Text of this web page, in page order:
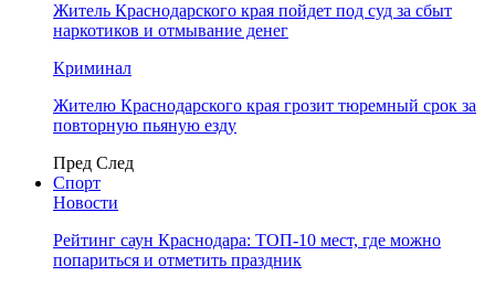
Житель Краснодарского края пойдет под суд за сбыт
наркотиков и отмывание денег
Криминал
Жителю Краснодарского края грозит тюремный срок за
повторную пьяную езду
Пред След
Спорт
Новости
Рейтинг саун Краснодара: ТОП-10 мест, где можно
попариться и отметить праздник